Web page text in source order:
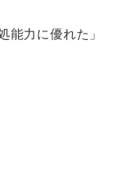
能力に優れた」